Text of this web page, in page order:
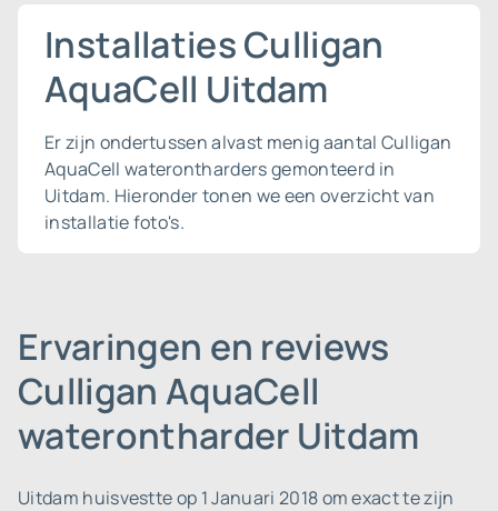
Installaties Culligan
AquaCell Uitdam
Er zijn ondertussen alvast menig aantal Culligan
AquaCell waterontharders gemonteerd in
Uitdam. Hieronder tonen we een overzicht van
installatie foto's.
Ervaringen en reviews
Culligan AquaCell
waterontharder Uitdam
Uitdam huisvestte op 1 Januari 2018 om exact te zijn